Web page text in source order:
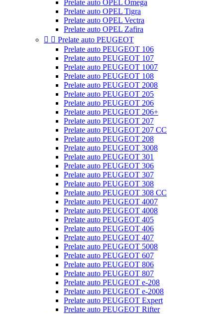
Prelate auto OPEL Omega
Prelate auto OPEL Tigra
Prelate auto OPEL Vectra
Prelate auto OPEL Zafira
  Prelate auto PEUGEOT
Prelate auto PEUGEOT 106
Prelate auto PEUGEOT 107
Prelate auto PEUGEOT 1007
Prelate auto PEUGEOT 108
Prelate auto PEUGEOT 2008
Prelate auto PEUGEOT 205
Prelate auto PEUGEOT 206
Prelate auto PEUGEOT 206+
Prelate auto PEUGEOT 207
Prelate auto PEUGEOT 207 CC
Prelate auto PEUGEOT 208
Prelate auto PEUGEOT 3008
Prelate auto PEUGEOT 301
Prelate auto PEUGEOT 306
Prelate auto PEUGEOT 307
Prelate auto PEUGEOT 308
Prelate auto PEUGEOT 308 CC
Prelate auto PEUGEOT 4007
Prelate auto PEUGEOT 4008
Prelate auto PEUGEOT 405
Prelate auto PEUGEOT 406
Prelate auto PEUGEOT 407
Prelate auto PEUGEOT 5008
Prelate auto PEUGEOT 607
Prelate auto PEUGEOT 806
Prelate auto PEUGEOT 807
Prelate auto PEUGEOT e-208
Prelate auto PEUGEOT e-2008
Prelate auto PEUGEOT Expert
Prelate auto PEUGEOT Rifter